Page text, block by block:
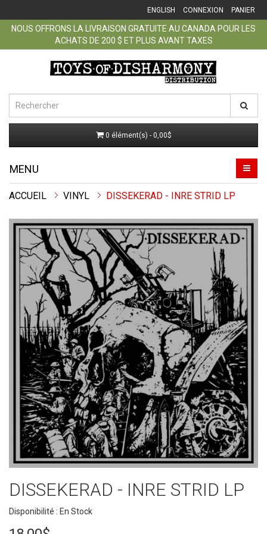
ENGLISH CONNEXION PANIER
NOUS OFFRONS LA LIVRAISON GRATUITE AU CANADA POUR LES
ACHATS DE 200 $ ET PLUS AVANT TAXES
0 élément(s) - 0,00$
MENU
ACCUEIL VINYL DISSEKERAD - INRE STRID LP
DISSEKERAD - INRE STRID LP
Disponibilité : En Stock